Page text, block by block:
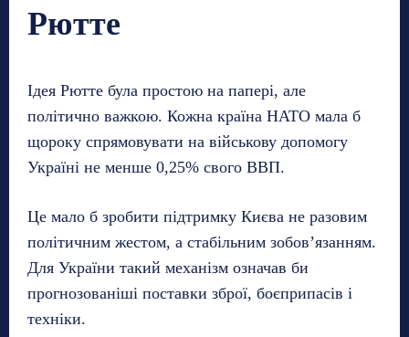
Рютте
Ідея Рютте була простою на папері, але
політично важкою. Кожна країна НАТО мала б
щороку спрямовувати на військову допомогу
Україні не менше 0,25% свого ВВП.
Це мало б зробити підтримку Києва не разовим
політичним жестом, а стабільним зобов’язанням.
Для України такий механізм означав би
прогнозованіші поставки зброї, боєприпасів і
техніки.